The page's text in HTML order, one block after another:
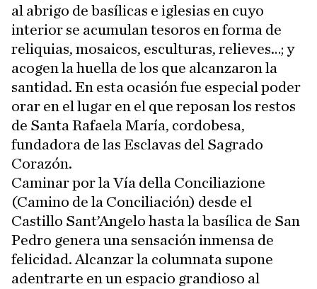
al abrigo de basílicas e iglesias en cuyo
interior se acumulan tesoros en forma de
reliquias, mosaicos, esculturas, relieves…; y
acogen la huella de los que alcanzaron la
santidad. En esta ocasión fue especial poder
orar en el lugar en el que reposan los restos
de Santa Rafaela María, cordobesa,
fundadora de las Esclavas del Sagrado
Corazón.
Caminar por la Vía della Conciliazione
(Camino de la Conciliación) desde el
Castillo Sant’Angelo hasta la basílica de San
Pedro genera una sensación inmensa de
felicidad. Alcanzar la columnata supone
adentrarte en un espacio grandioso al